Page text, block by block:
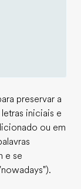
preservar a
iniciais e
ou em
e se